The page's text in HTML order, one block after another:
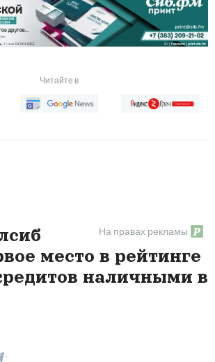
Читайте в
На правах рекламы
место в рейтинге
наличными в